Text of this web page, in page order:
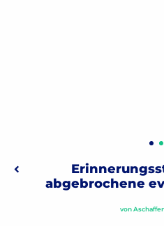
Beitragsnavigation
Vorheriger: Figuren
abgebrochene
von